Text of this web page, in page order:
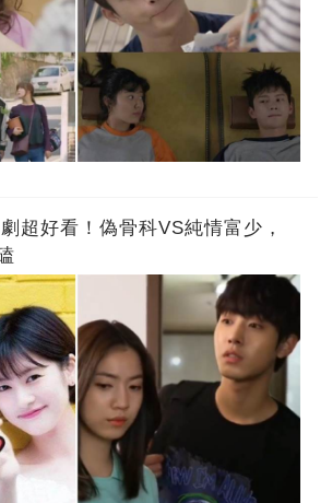
超好看！偽骨科VS純情富少，